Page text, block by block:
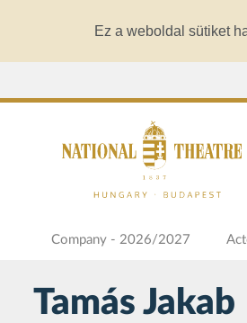
Ez a weboldal sütiket
Company - 2026/2027
Tamás Jakab